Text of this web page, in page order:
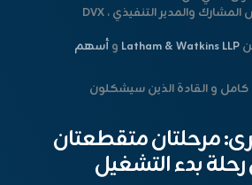
، المؤسس المشارك والمدير التنفيذي ، DVX
Latham & Watkins LLP وأسهم
كامل والقادةالذين سيشكلون
مرحلتان متقطعتان
بدء التشغيل